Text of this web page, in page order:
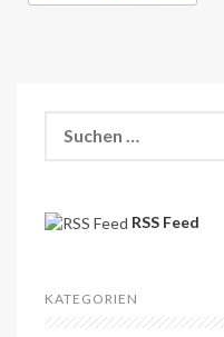
e
n
c
h
RSS Feed
KATEGORIEN